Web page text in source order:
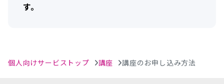
個人向けサービストップ 講座 講座のお申し込み方法
す。